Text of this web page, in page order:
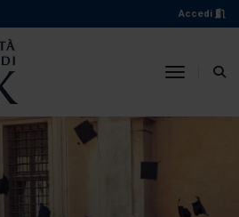
Accedi
toggle